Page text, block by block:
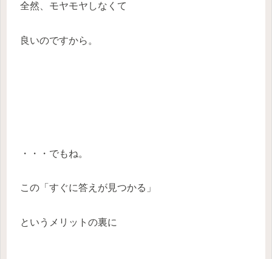
全然、モヤモヤしなくて
良いのですから。
・・・でもね。
この「すぐに答えが見つかる」
というメリットの裏に